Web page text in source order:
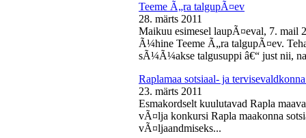
Teeme Ã„ra talgupÃ¤ev
28. märts 2011
Maikuu esimesel laupÃ¤eval, 7.
Ã¼hine Teeme Ã„ra talgupÃ¤ev.
sÃ¼Ã¼akse talgusuppi â€“ just nii,
Raplamaa sotsiaal- ja
23. märts 2011
Esmakordselt kuulutavad Rapla
vÃ¤lja konkursi Rapla maakonna
vÃ¤ljaandmiseks...